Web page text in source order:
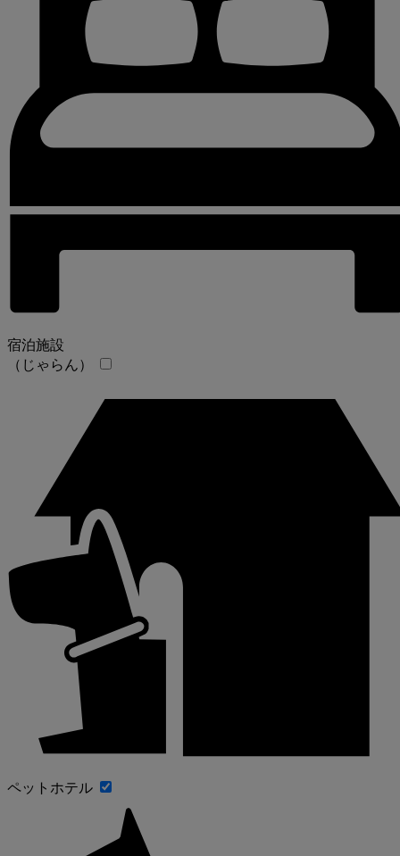
宿泊施設
（じゃらん）
ペットホテル